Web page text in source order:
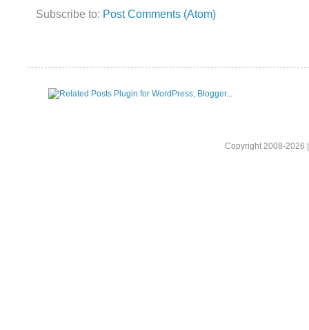
Subscribe to: Post Comments (Atom)
Copyright 2008-2026